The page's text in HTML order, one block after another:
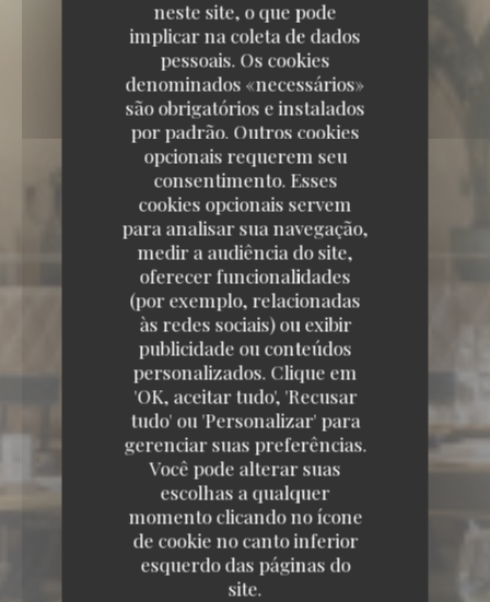
neste site, o que pode
implicar na coleta de dados
pessoais. Os cookies
denominados «necessários»
são obrigatórios e instalados
por padrão. Outros cookies
opcionais requerem seu
consentimento. Esses
cookies opcionais servem
para analisar sua navegação,
medir a audiência do site,
oferecer funcionalidades
(por exemplo, relacionadas
às redes sociais) ou exibir
publicidade ou conteúdos
personalizados. Clique em
'OK, aceitar tudo', 'Recusar
tudo' ou 'Personalizar' para
gerenciar suas preferências.
Você pode alterar suas
escolhas a qualquer
momento clicando no ícone
de cookie no canto inferior
esquerdo das páginas do
site.
DISNEY VILLAGE 77700 CHESSY